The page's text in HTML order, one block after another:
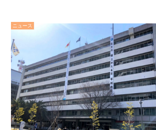
偽りの勇者伝承- 第4話 感
を餌に誘き出す作戦！
【画像】発達障害の子ど
もはこの絵の意味がすぐに
分からないらしい
日本が北朝鮮に辛勝し二
次予選3連勝も、海外ファン
代」に突
ンパスが
円の課金
海外「
ンバーワ
後の日本
に世界が
ニュース